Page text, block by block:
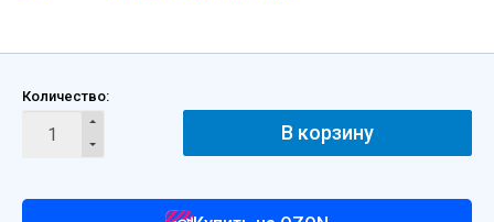
Количество:
В корзину